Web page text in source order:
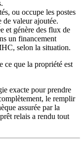
ou occupe les postes
valeur ajoutée.
et génère des flux de
un financement
selon la situation.
ce que la propriété est
exacte pour prendre
le remplir
assurée par la
relais a rendu tout